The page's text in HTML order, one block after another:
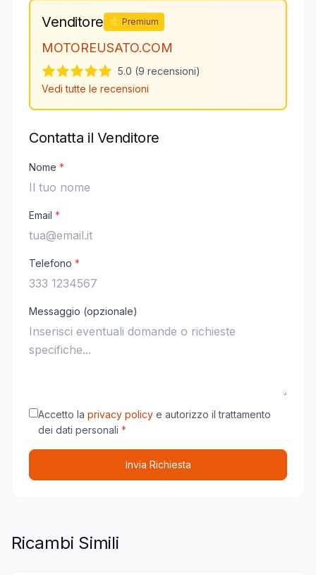
Venditore ⭐ Premium
MOTOREUSATO.COM
5.0 (9 recensioni)
Vedi tutte le recensioni
Contatta il Venditore
Nome *
Email *
Telefono *
Messaggio (opzionale)
Accetto la privacy policy e autorizzo il trattamento
dei dati personali *
Invia Richiesta
Ricambi Simili